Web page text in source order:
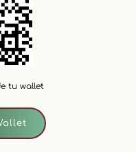
tu wallet